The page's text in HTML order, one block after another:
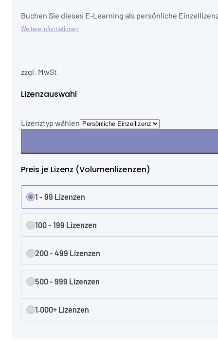
Buchen Sie dieses E-Learning als persönliche
Weitere Informationen
zzgl. MwSt
Lizenzauswahl
Lizenztyp wählen
Preis je Lizenz (Volumenlizenzen)
1 - 99 Lizenzen
100 - 199 Lizenzen
200 - 499 Lizenzen
500 - 999 Lizenzen
1.000+ Lizenzen